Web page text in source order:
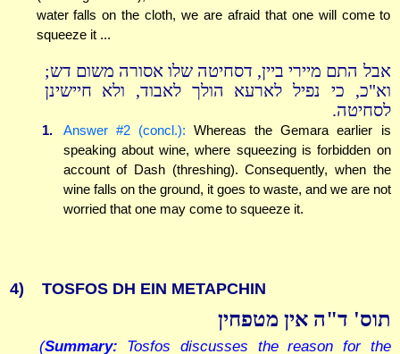
water falls on the cloth, we are afraid that one will come to
squeeze it ...
אבל התם מיירי ביין, דסחיטה שלו אסורה משום דש;
וא"כ, כי נפיל לארעא הולך לאבוד, ולא חיישינן
לסחיטה.
1. Answer #2 (concl.): Whereas the Gemara earlier is
speaking about wine, where squeezing is forbidden on
account of Dash (threshing). Consequently, when the
wine falls on the ground, it goes to waste, and we are not
worried that one may come to squeeze it.
4) TOSFOS DH EIN METAPCHIN
תוס' ד"ה אין מטפחין
(Summary: Tosfos discusses the reason for the